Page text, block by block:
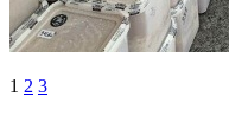
1 2 3